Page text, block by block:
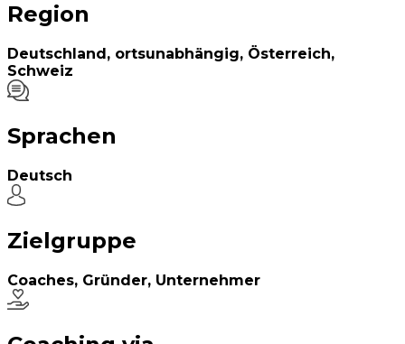
Region
Deutschland, ortsunabhängig, Österreich,
Schweiz
Sprachen
Deutsch
Zielgruppe
Coaches, Gründer, Unternehmer